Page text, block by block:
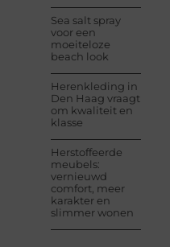
Sea salt spray
voor een
moeiteloze
beach look
Herenkleding in
Den Haag vraagt
om kwaliteit en
klasse
Herstoffeerde
meubels:
vernieuwd
comfort, meer
karakter en
slimmer wonen